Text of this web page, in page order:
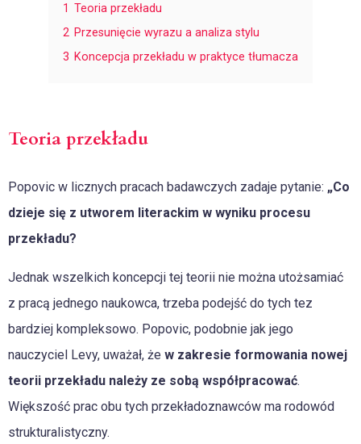
1 Teoria przekładu
2 Przesunięcie wyrazu a analiza stylu
3 Koncepcja przekładu w praktyce tłumacza
Teoria przekładu
Popovic w licznych pracach badawczych zadaje pytanie: „Co
dzieje się z utworem literackim w wyniku procesu
przekładu?
Jednak wszelkich koncepcji tej teorii nie można utożsamiać
z pracą jednego naukowca, trzeba podejść do tych tez
bardziej kompleksowo. Popovic, podobnie jak jego
nauczyciel Levy, uważał, że w zakresie formowania nowej
teorii przekładu należy ze sobą współpracować.
Większość prac obu tych przekładoznawców ma rodowód
strukturalistyczny.